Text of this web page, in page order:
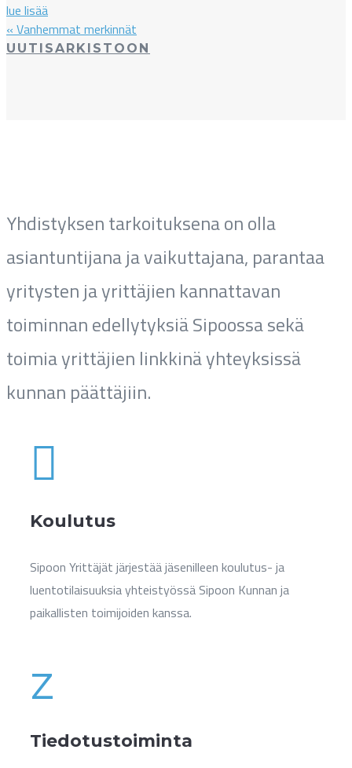
lue lisää
« Vanhemmat merkinnät
UUTISARKISTOON
Yhdistyksen tarkoituksena on olla
asiantuntijana ja vaikuttajana, parantaa
yritysten ja yrittäjien kannattavan
toiminnan edellytyksiä Sipoossa sekä
toimia yrittäjien linkkinä yhteyksissä
kunnan päättäjiin.

Koulutus
Sipoon Yrittäjät järjestää jäsenilleen koulutus- ja
luentotilaisuuksia yhteistyössä Sipoon Kunnan ja
paikallisten toimijoiden kanssa.
z
Tiedotustoiminta